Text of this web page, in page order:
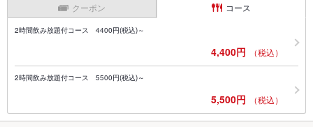
クーポン コース
2時間飲み放題付コース 4400円(税込)～
4,400円 （税込）
2時間飲み放題付コース 5500円(税込)～
5,500円 （税込）